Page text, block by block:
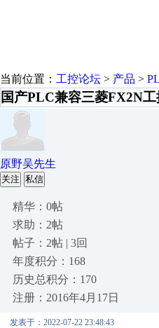
当前位置： 工控论坛 > 产品 >
国产PLC兼容三菱FX2N工
原野吴先生
关注 私信
精华：0帖
求助：2帖
帖子：2帖 | 3回
年度积分：168
历史总积分：170
注册：2016年4月17日
发表于：2022-07-22 23:48:43